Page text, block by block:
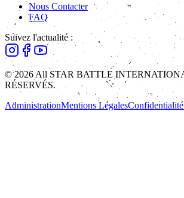
Nous Contacter
FAQ
Suivez l'actualité :
© 2026 All STAR BATTLE
RÉSERVÉS.
AdministrationMentions LégalesConfidentialité